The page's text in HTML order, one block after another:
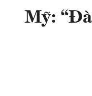
Mỹ: